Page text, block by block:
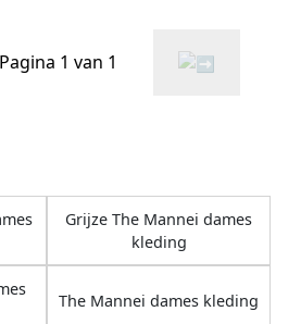
Pagina 1 van 1
Grijze The Mannei dames
kleding
The Mannei dames kleding